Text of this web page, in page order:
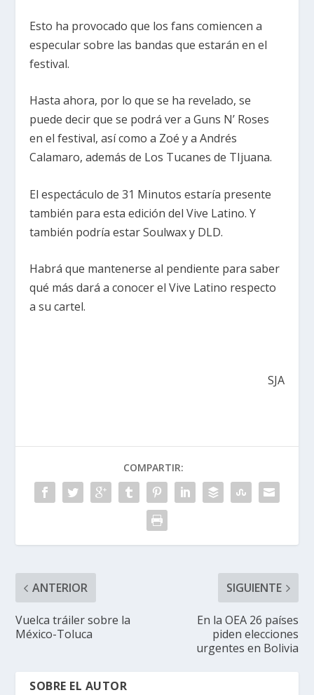
Esto ha provocado que los fans comiencen a
especular sobre las bandas que estarán en el
festival.
Hasta ahora, por lo que se ha revelado, se
puede decir que se podrá ver a Guns N’ Roses
en el festival, así como a Zoé y a Andrés
Calamaro, además de Los Tucanes de TIjuana.
El espectáculo de 31 Minutos estaría presente
también para esta edición del Vive Latino. Y
también podría estar Soulwax y DLD.
Habrá que mantenerse al pendiente para saber
qué más dará a conocer el Vive Latino respecto
a su cartel.
SJA
COMPARTIR:
ANTERIOR
Vuelca tráiler sobre la
México-Toluca
SIGUIENTE
En la OEA 26 países
piden elecciones
urgentes en Bolivia
SOBRE EL AUTOR